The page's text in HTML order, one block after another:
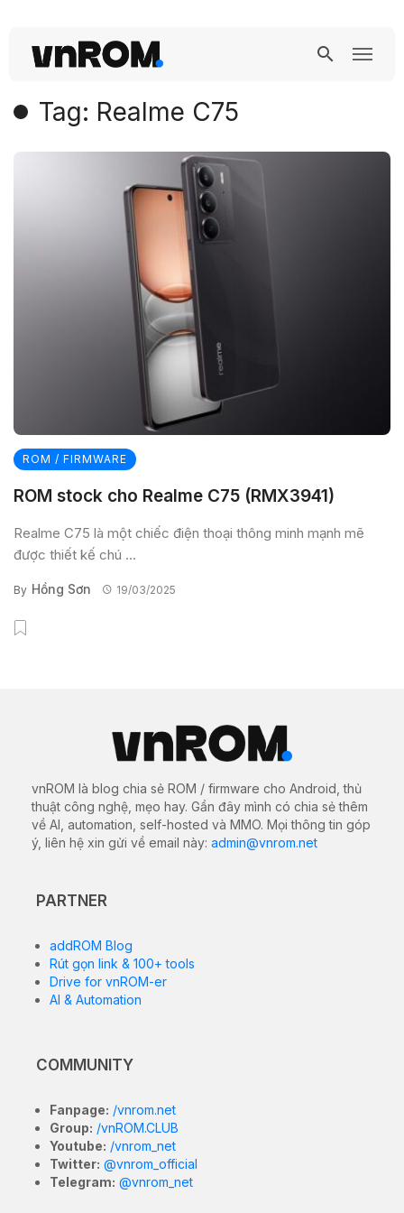
Tag: Realme C75
ROM / FIRMWARE
ROM stock cho Realme C75 (RMX3941)
Realme C75 là một chiếc điện thoại thông minh mạnh mẽ
được thiết kế chú ...
By Hồng Sơn 19/03/2025
vnROM là blog chia sẻ ROM / firmware cho Android, thủ
thuật công nghệ, mẹo hay. Gần đây mình có chia sẻ thêm
về AI, automation, self-hosted và MMO. Mọi thông tin góp
ý, liên hệ xin gửi về email này: admin@vnrom.net
PARTNER
addROM Blog
Rút gọn link & 100+ tools
Drive for vnROM-er
AI & Automation
COMMUNITY
Fanpage: /vnrom.net
Group: /vnROM.CLUB
Youtube: /vnrom_net
Twitter: @vnrom_official
Telegram: @vnrom_net